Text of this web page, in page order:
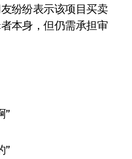
纷纷表示该项目买卖
本身，但仍需承担审
”
”